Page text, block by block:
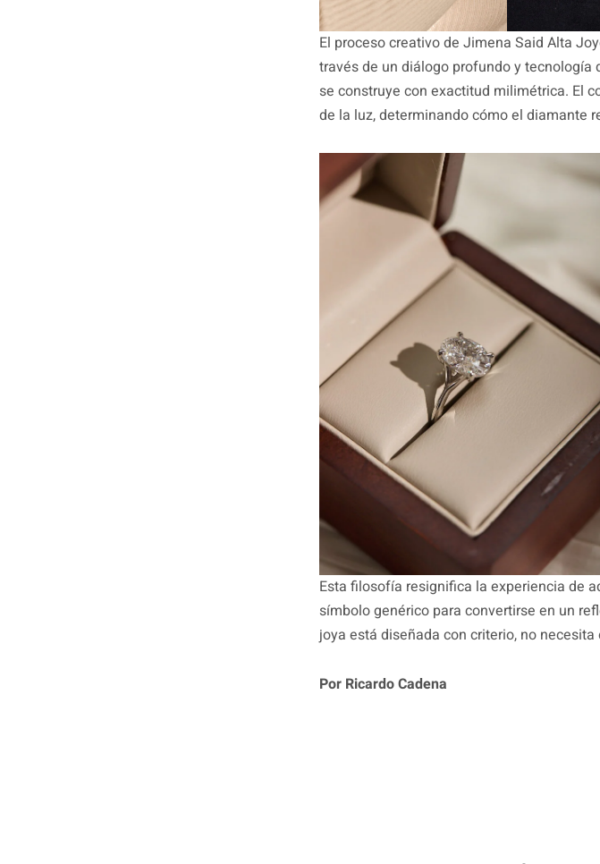
El proceso creativo de Jimena Said Alta
través de un diálogo profundo y tecnología
se construye con exactitud milimétrica. El
de la luz, determinando cómo el diamante
Esta filosofía resignifica la experiencia de
símbolo genérico para convertirse en un
joya está diseñada con criterio, no
Por Ricardo Cadena